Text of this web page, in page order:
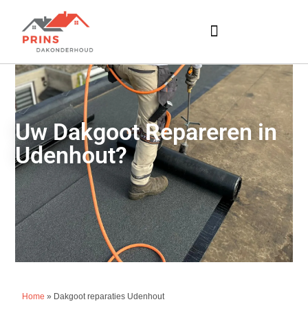
Uw Dakgoot Repareren in
Udenhout?
Home » Dakgoot reparaties Udenhout